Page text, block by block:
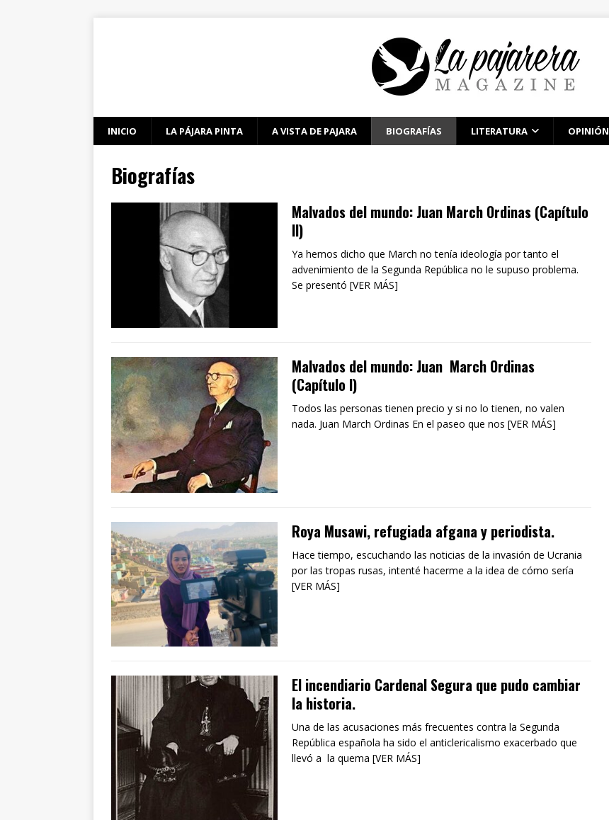
INICIO LA PÁJARA PINTA A VISTA DE PAJARA BIOGRAFÍAS LITERATURA OPINIÓN
Biografías
Malvados del mundo: Juan March Ordinas (Capítulo
II)
Ya hemos dicho que March no tenía ideología por tanto el
advenimiento de la Segunda República no le supuso problema.
Se presentó [VER MÁS]
Malvados del mundo: Juan March Ordinas
(Capítulo I)
Todos las personas tienen precio y si no lo tienen, no valen
nada. Juan March Ordinas En el paseo que nos [VER MÁS]
Roya Musawi, refugiada afgana y periodista.
Hace tiempo, escuchando las noticias de la invasión de Ucrania
por las tropas rusas, intenté hacerme a la idea de cómo sería
[VER MÁS]
El incendiario Cardenal Segura que pudo cambiar
la historia.
Una de las acusaciones más frecuentes contra la Segunda
República española ha sido el anticlericalismo exacerbado que
llevó a la quema [VER MÁS]